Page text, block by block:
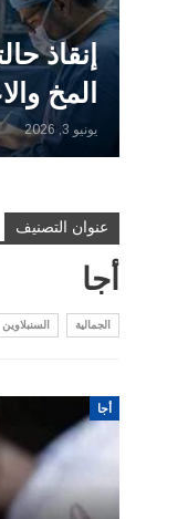
إنقاذ
المخ
يونيو 3, 2026
عنوان التصنيف
أجا
الجمالية السنبلاوين
أجا